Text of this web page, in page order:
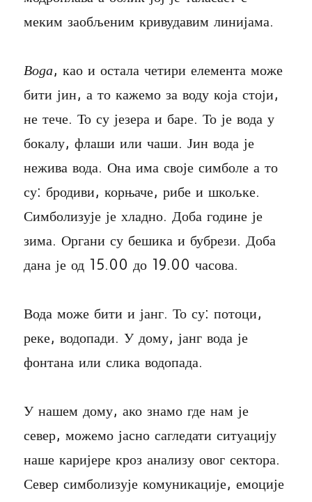
меким заобљеним кривудавим линијама.
Вода, као и остала четири елемента може
бити јин, а то кажемо за воду која стоји,
не тече. То су језера и баре. То је вода у
бокалу, флаши или чаши. Јин вода је
нежива вода. Она има своје симболе а то
су: бродиви, корњаче, рибе и шкољке.
Симболизује је хладно. Доба године је
зима. Органи су бешика и бубрези. Доба
дана је од 15.00 до 19.00 часова.
Вода може бити и јанг. То су: потоци,
реке, водопади. У дому, јанг вода је
фонтана или слика водопада.
У нашем дому, ако знамо где нам је
север, можемо јасно сагледати ситуацију
наше каријере кроз анализу овог сектора.
Север симболизује комуникације, емоције